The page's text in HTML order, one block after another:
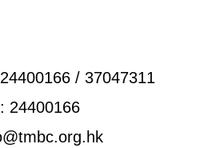
24400166 / 37047311
24400166